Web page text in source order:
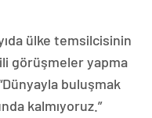
ülke temsilcisinin
görüşmeler yapma
buluşmak
kalmıyoruz.”